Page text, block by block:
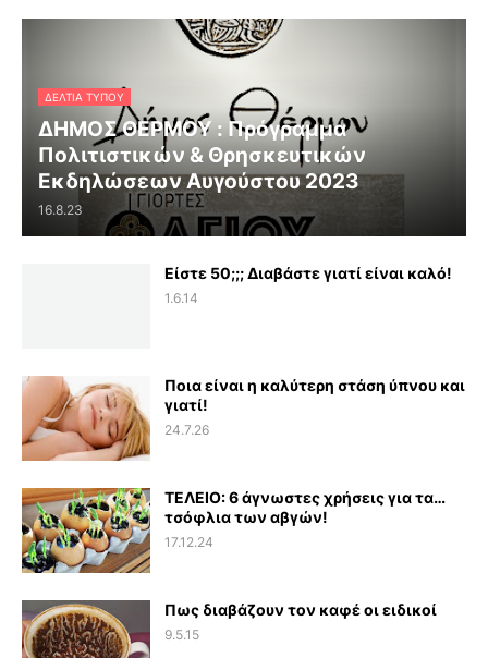
ΔΕΛΤΊΑ ΤΎΠΟΥ
ΔΗΜΟΣ ΘΕΡΜΟΥ : Πρόγραμμα
Πολιτιστικών & Θρησκευτικών
Εκδηλώσεων Αυγούστου 2023
16.8.23
Είστε 50;;; Διαβάστε γιατί είναι καλό!
1.6.14
Ποια είναι η καλύτερη στάση ύπνου και
γιατί!
24.7.26
ΤΕΛΕΙΟ: 6 άγνωστες χρήσεις για τα…
τσόφλια των αβγών!
17.12.24
Πως διαβάζουν τον καφέ οι ειδικοί
9.5.15